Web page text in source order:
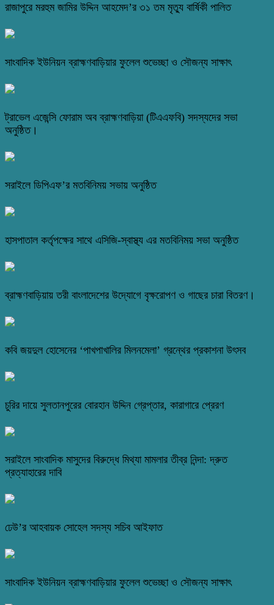
রাজাপুরে মরহুম জামির উদ্দিন আহমেদ’র ৩১ তম মৃত্যু বার্ষিকী পালিত
সাংবাদিক ইউনিয়ন ব্রাহ্মণবাড়িয়ার ফুলেল শুভেচ্ছা ও সৌজন্য সাক্ষাৎ
ট্রাভেল এজেন্সি ফোরাম অব ব্রাহ্মণবাড়িয়া (টিএএফবি) সদস্যদের সভা
অনুষ্ঠিত।
সরাইলে ডিপিএফ’র মতবিনিময় সভায় অনুষ্ঠিত
হাসপাতাল কর্তৃপক্ষের সাথে এসিজি-স্বাস্থ্য এর মতবিনিময় সভা অনুষ্ঠিত
ব্রাহ্মণবাড়িয়ায় তরী বাংলাদেশের উদ্যোগে বৃক্ষরোপণ ও গাছের চারা বিতরণ।
কবি জয়দুল হোসেনের ‘পাখপাখালির মিলনমেলা’ গ্রন্থের প্রকাশনা উৎসব
চুরির দায়ে সুলতানপুরের বোরহান উদ্দিন গ্রেপ্তার, কারাগারে প্রেরণ
সরাইলে সাংবাদিক মাসুদের বিরুদ্ধে মিথ্যা মামলার তীব্র নিন্দা: দ্রুত
প্রত্যাহারের দাবি
ঢেউ’র আহবায়ক সোহেল সদস্য সচিব আইফাত
সাংবাদিক ইউনিয়ন ব্রাহ্মণবাড়িয়ার ফুলেল শুভেচ্ছা ও সৌজন্য সাক্ষাৎ